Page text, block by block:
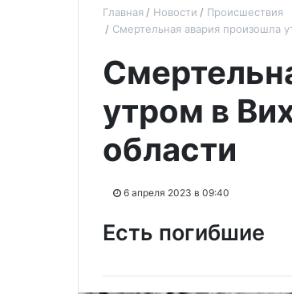
Главная Новости
Происшествия
Смертельная авария произошла
утром в
области
6 апреля 2023 в 09:40
Есть погибшие